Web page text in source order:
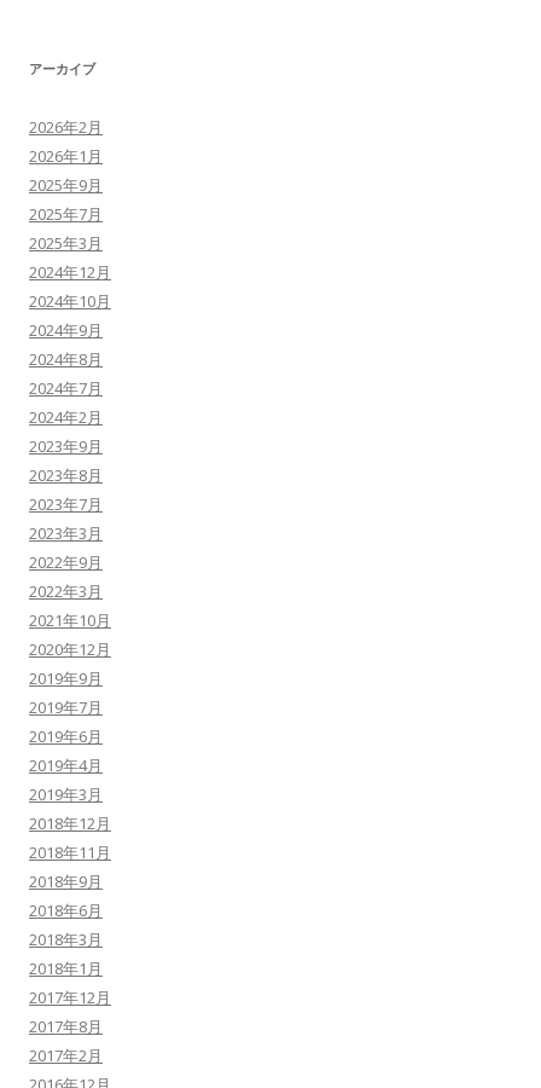
アーカイブ
2026年2月
2026年1月
2025年9月
2025年7月
2025年3月
2024年12月
2024年10月
2024年9月
2024年8月
2024年7月
2024年2月
2023年9月
2023年8月
2023年7月
2023年3月
2022年9月
2022年3月
2021年10月
2020年12月
2019年9月
2019年7月
2019年6月
2019年4月
2019年3月
2018年12月
2018年11月
2018年9月
2018年6月
2018年3月
2018年1月
2017年12月
2017年8月
2017年2月